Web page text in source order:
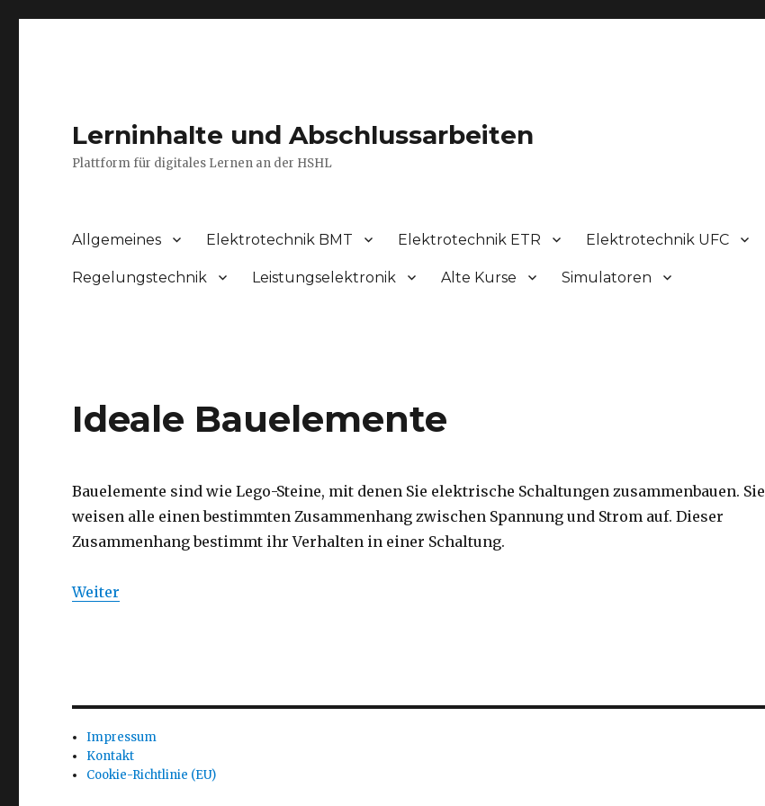
Lerninhalte und Abschlussarbeiten
Plattform für digitales Lernen an der HSHL
Allgemeines Elektrotechnik BMT Elektrotechnik ETR Elektrotechnik UFC
Regelungstechnik Leistungselektronik Alte Kurse Simulatoren
Ideale Bauelemente
Bauelemente sind wie Lego-Steine, mit denen Sie elektrische Schaltungen zusammenbauen. Sie
weisen alle einen bestimmten Zusammenhang zwischen Spannung und Strom auf. Dieser
Zusammenhang bestimmt ihr Verhalten in einer Schaltung.
Weiter
Impressum
Kontakt
Cookie-Richtlinie (EU)